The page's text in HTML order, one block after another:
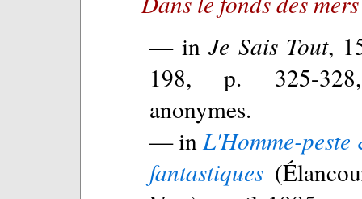
— inJe Sais Tout,
198, p. 325-
anonymes.
— inL'Homme-peste
fantastiques